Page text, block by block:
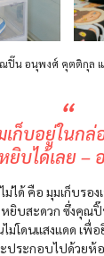
ปิ๊น อนุพงศ์ คุตติกุล แ
“
ก็บอยู่ในกล่
บได้เลย –
ได้ คือ มุมเก็บรอง
ยิบสะดวก ซึ่งคุณปิ๊
ม่โดนแสงแดด เพื่
ประกอบไปด้วยห้